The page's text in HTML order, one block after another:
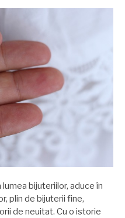
bijuteriilor, aduce în
plin de bijuterii fine,
de neuitat. Cu o istorie